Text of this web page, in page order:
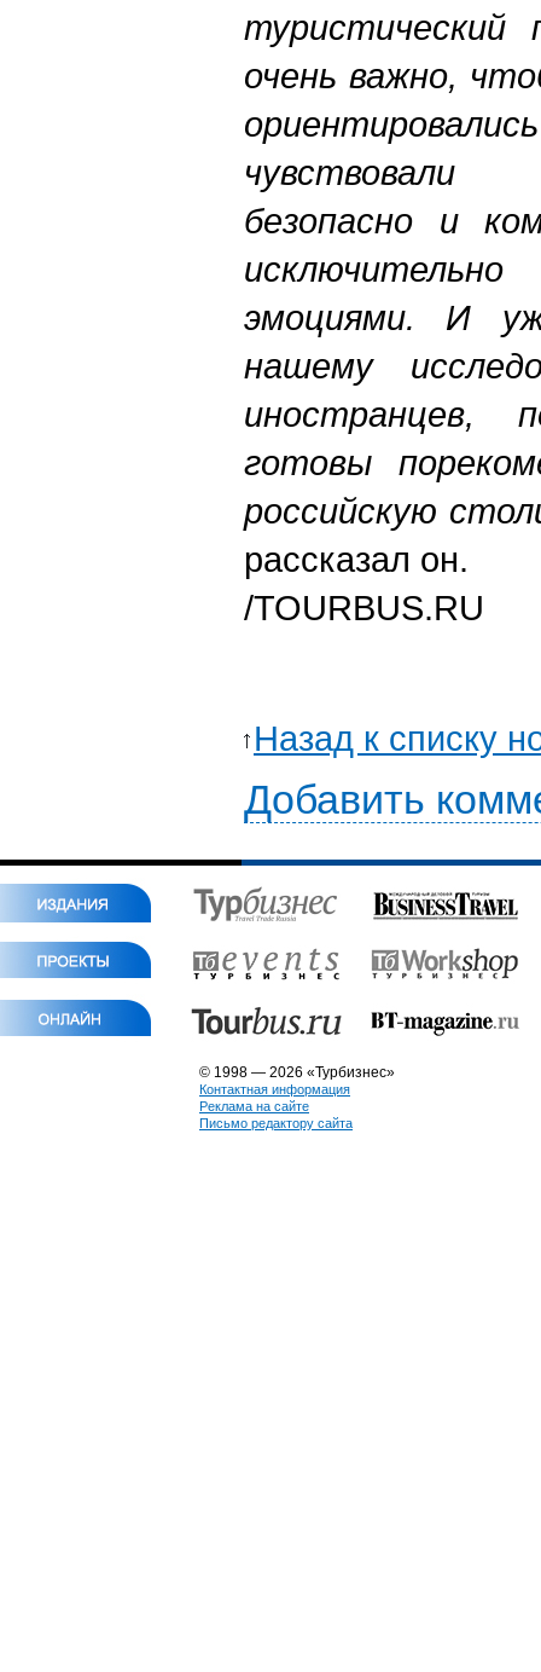
туристический
очень важно,
безопасно и
эмоциями. И
нашему
иностранцев,
готовы
российскую
рассказал он.
/TOURBUS.RU
Назад к списку
Добавить
© 1998 — 2026 «Турбизнес»
Контактная информация
Реклама на сайте
Письмо редактору сайта